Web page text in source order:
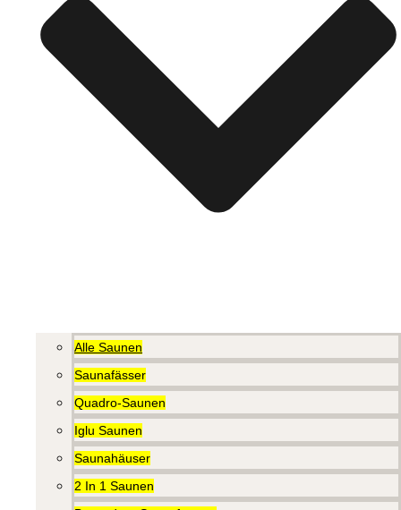
Alle Saunen
Saunafässer
Quadro-Saunen
Iglu Saunen
Saunahäuser
2 In 1 Saunen